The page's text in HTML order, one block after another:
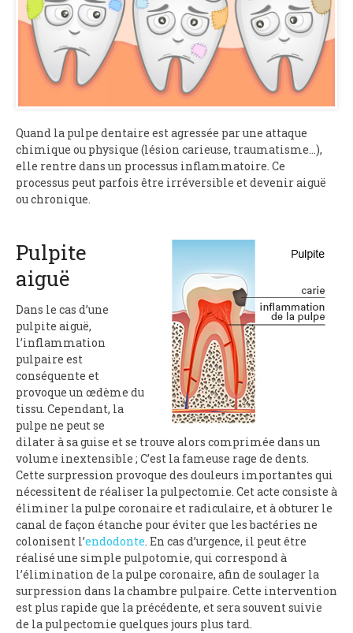
Quand la pulpe dentaire est agressée par une attaque
chimique ou physique (lésion carieuse, traumatisme…),
elle rentre dans un processus inflammatoire. Ce
processus peut parfois être irréversible et devenir aiguë
ou chronique.
Pulpite
aiguë
Dans le cas d’une
pulpite aiguë,
l’inflammation
pulpaire est
conséquente et
provoque un œdème du
tissu. Cependant, la
pulpe ne peut se
dilater à sa guise et se trouve alors comprimée dans un
volume inextensible ; C’est la fameuse rage de dents.
Cette surpression provoque des douleurs importantes qui
nécessitent de réaliser la pulpectomie. Cet acte consiste à
éliminer la pulpe coronaire et radiculaire, et à obturer le
canal de façon étanche pour éviter que les bactéries ne
colonisent l’endodonte. En cas d’urgence, il peut être
réalisé une simple pulpotomie, qui correspond à
l’élimination de la pulpe coronaire, afin de soulager la
surpression dans la chambre pulpaire. Cette intervention
est plus rapide que la précédente, et sera souvent suivie
de la pulpectomie quelques jours plus tard.